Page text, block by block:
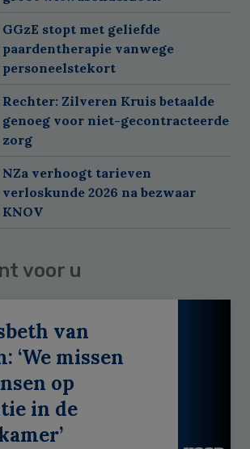
GGzE stopt met geliefde
paardentherapie vanwege
personeelstekort
Rechter: Zilveren Kruis betaalde
genoeg voor niet-gecontracteerde
zorg
NZa verhoogt tarieven
verloskunde 2026 na bezwaar
KNOV
voor u
van
‘We missen
op
in de